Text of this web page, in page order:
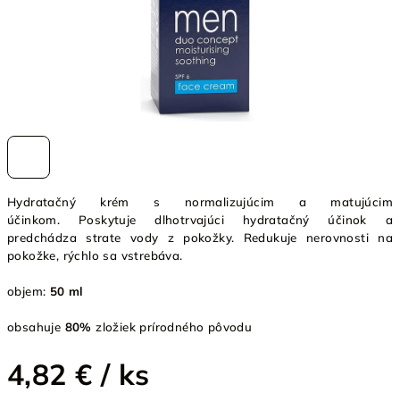
Hydratačný krém s normalizujúcim a matujúcim
účinkom. Poskytuje dlhotrvajúci hydratačný účinok a
predchádza strate vody z pokožky. Redukuje nerovnosti na
pokožke, rýchlo sa vstrebáva.
objem: 50 ml
obsahuje 80% zložiek prírodného pôvodu
4,82 € / ks